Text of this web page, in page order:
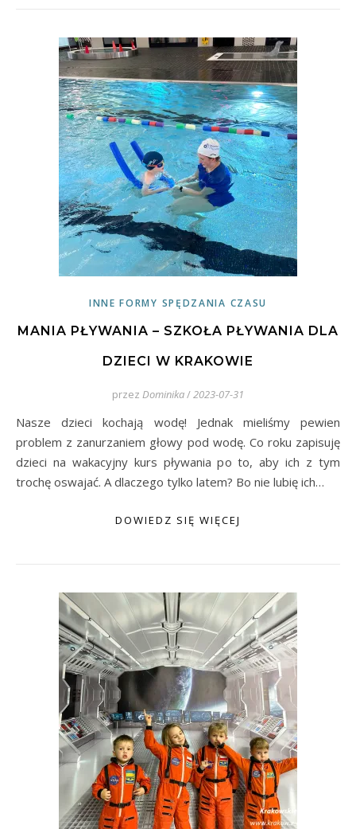
INNE FORMY SPĘDZANIA CZASU
MANIA PŁYWANIA – SZKOŁA PŁYWANIA DLA
DZIECI W KRAKOWIE
przez Dominika/2023-07-31
Nasze dzieci kochają wodę! Jednak mieliśmy pewien
problem z zanurzaniem głowy pod wodę. Co roku zapisuję
dzieci na wakacyjny kurs pływania po to, aby ich z tym
trochę oswajać. A dlaczego tylko latem? Bo nie lubię ich…
DOWIEDZ SIĘ WIĘCEJ